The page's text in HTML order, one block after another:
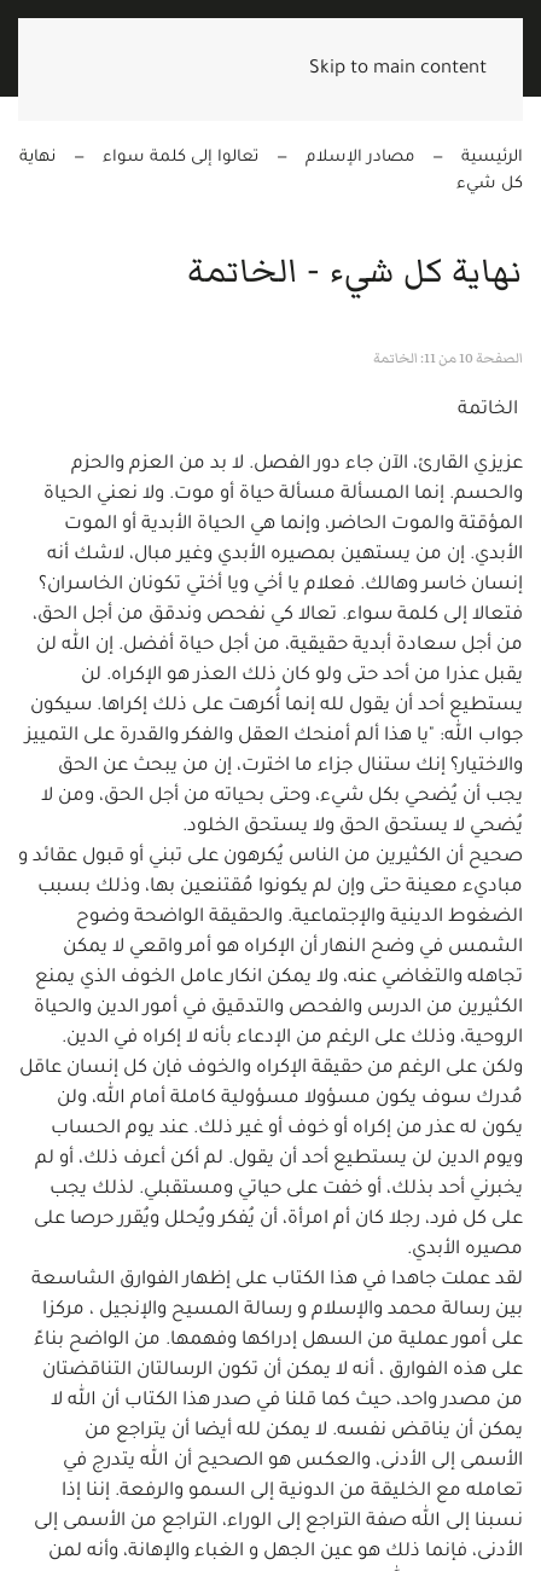
Skip to main content
الرئيسية مصادر الإسلام تعالوا إلى كلمة سواء
نهاية
كل شيء
نهاية كل شيء - الخاتمة
الصفحة 10 من 11: الخاتمة
الخاتمة
عزيزي القارئ، الآن جاء دور الفصل. لا بد من العزم والحزم
والحسم. إنما المسألة مسألة حياة أو موت. ولا نعني الحياة
المؤقتة والموت الحاضر، وإنما هي الحياة الأبدية أو الموت
الأبدي. إن من يستهين بمصيره الأبدي وغير مبال، لاشك أنه
إنسان خاسر وهالك. فعلام يا أخي ويا أختي تكونان الخاسران؟
فتعالا إلى كلمة سواء. تعالا كي نفحص وندقق من أجل الحق،
من أجل سعادة أبدية حقيقية، من أجل حياة أفضل. إن الله لن
يقبل عذرا من أحد حتى ولو كان ذلك العذر هو الإكراه. لن
يستطيع أحد أن يقول لله إنما أُكرهت على ذلك إكراها. سيكون
جواب الله: "يا هذا ألم أمنحك العقل والفكر والقدرة على التمييز
والاختيار؟ إنك ستنال جزاء ما اخترت، إن من يبحث عن الحق
يجب أن يُضحي بكل شيء، وحتى بحياته من أجل الحق، ومن لا
يُضحي لا يستحق الحق ولا يستحق الخلود.
صحيح أن الكثيرين من الناس يُكرهون على تبني أو قبول عقائد و
مباديء معينة حتى وإن لم يكونوا مُقتنعين بها، وذلك بسبب
الضغوط الدينية والإجتماعية. والحقيقة الواضحة وضوح
الشمس في وضح النهار أن الإكراه هو أمر واقعي لا يمكن
تجاهله والتغاضي عنه، ولا يمكن انكار عامل الخوف الذي يمنع
الكثيرين من الدرس والفحص والتدقيق في أمور الدين والحياة
الروحية، وذلك على الرغم من الإدعاء بأنه لا إكراه في الدين.
ولكن على الرغم من حقيقة الإكراه والخوف فإن كل إنسان عاقل
مُدرك سوف يكون مسؤولا مسؤولية كاملة أمام الله، ولن
يكون له عذر من إكراه أو خوف أو غير ذلك. عند يوم الحساب
ويوم الدين لن يستطيع أحد أن يقول. لم أكن أعرف ذلك، أو لم
يخبرني أحد بذلك، أو خفت على حياتي ومستقبلي. لذلك يجب
على كل فرد، رجلا كان أم امرأة، أن يُفكر ويُحلل ويُقرر حرصا على
مصيره الأبدي.
لقد عملت جاهدا في هذا الكتاب على إظهار الفوارق الشاسعة
بين رسالة محمد والإسلام و رسالة المسيح والإنجيل ، مركزا
على أمور عملية من السهل إدراكها وفهمها. من الواضح بناءً
على هذه الفوارق ، أنه لا يمكن أن تكون الرسالتان التناقضتان
من مصدر واحد، حيث كما قلنا في صدر هذا الكتاب أن الله لا
يمكن أن يناقض نفسه. لا يمكن لله أيضا أن يتراجع من
الأسمى إلى الأدنى، والعكس هو الصحيح أن الله يتدرج في
تعامله مع الخليقة من الدونية إلى السمو والرفعة. إننا إذا
نسبنا إلى الله صفة التراجع إلى الوراء، التراجع من الأسمى إلى
الأدنى، فإنما ذلك هو عين الجهل و الغباء والإهانة، وأنه لمن